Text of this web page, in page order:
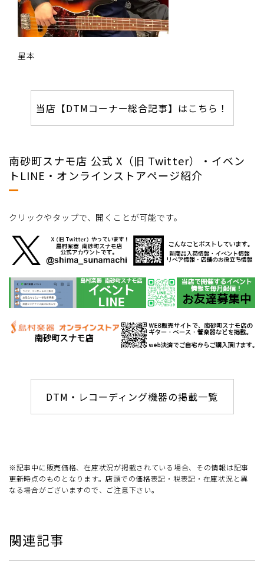
星本
当店【DTMコーナー総合記事】はこちら！
南砂町スナモ店 公式 X（旧 Twitter）・イベン
トLINE・オンラインストアページ紹介
クリックやタップで、開くことが可能です。
DTM・レコーディング機器の掲載一覧
※記事中に販売価格、在庫状況が掲載されている場合、その情報は記事
更新時点のものとなります。店頭での価格表記・税表記・在庫状況と異
なる場合がございますので、ご注意下さい。
関連記事